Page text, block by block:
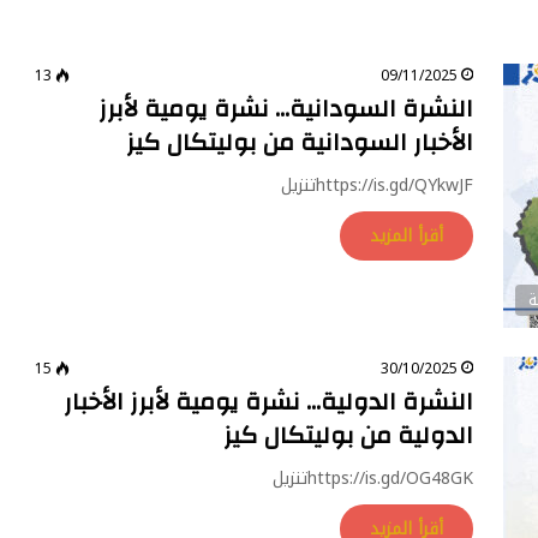
09/11/2025
13
النشرة السودانية… نشرة يومية لأبرز
الأخبار السودانية من بوليتكال كيز
https://is.gd/QYkwJFتنزيل
أقرأ المزيد
30/10/2025
15
النشرة الدولية… نشرة يومية لأبرز الأخبار
الدولية من بوليتكال كيز
https://is.gd/OG48GKتنزيل
أقرأ المزيد